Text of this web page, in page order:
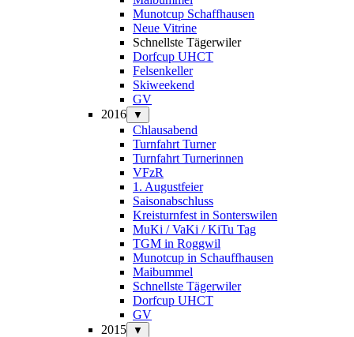
Munotcup Schaffhausen
Neue Vitrine
Schnellste Tägerwiler
Dorfcup UHCT
Felsenkeller
Skiweekend
GV
2016
▼
Chlausabend
Turnfahrt Turner
Turnfahrt Turnerinnen
VFzR
1. Augustfeier
Saisonabschluss
Kreisturnfest in Sonterswilen
MuKi / VaKi / KiTu Tag
TGM in Roggwil
Munotcup in Schauffhausen
Maibummel
Schnellste Tägerwiler
Dorfcup UHCT
GV
2015
▼